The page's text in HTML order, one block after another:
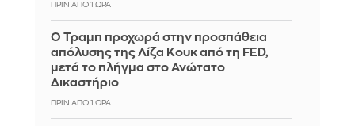
ΠΡΙΝ ΑΠΌ 1 ΏΡΑ
Ο Τραμπ προχωρά στην προσπάθεια
απόλυσης της Λίζα Κουκ από τη FED,
μετά το πλήγμα στο Ανώτατο
Δικαστήριο
ΠΡΙΝ ΑΠΌ 1 ΏΡΑ